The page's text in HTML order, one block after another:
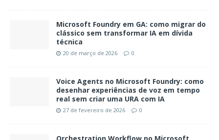
Microsoft Foundry em GA: como migrar do
clássico sem transformar IA em dívida
técnica
20 de março de 2026 0
Voice Agents no Microsoft Foundry: como
desenhar experiências de voz em tempo
real sem criar uma URA com IA
27 de fevereiro de 2026 0
Orchestration Workflow no Microsoft